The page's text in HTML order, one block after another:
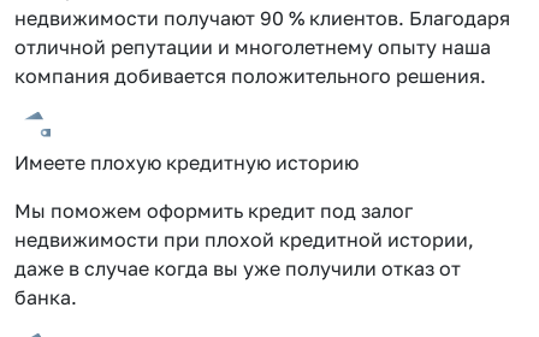
недвижимости получают 90 % клиентов. Благодаря
отличной репутации и многолетнему опыту наша
компания добивается положительного решения.
Имеете плохую кредитную историю
Мы поможем оформить кредит под залог
недвижимости при плохой кредитной истории,
даже в случае когда вы уже получили отказ от
банка.